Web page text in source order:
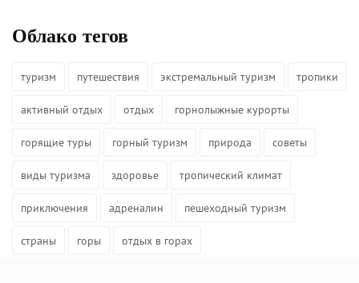
Облако тегов
туризм путешествия экстремальный туризм тропики
активный отдых отдых горнолыжные курорты
горящие туры горный туризм природа советы
виды туризма здоровье тропический климат
приключения адреналин пешеходный туризм
страны горы отдых в горах